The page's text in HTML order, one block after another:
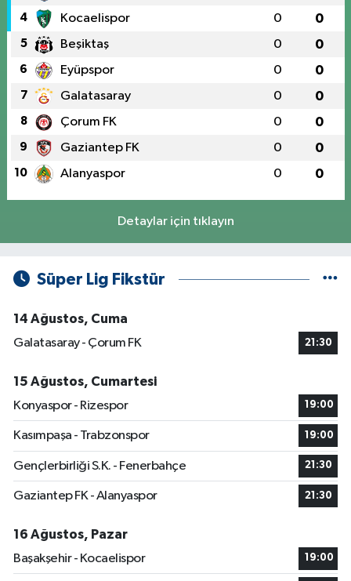
4 Kocaelispor 0 0
5 Beşiktaş 0 0
6 Eyüpspor 0 0
7 Galatasaray 0 0
8 Çorum FK 0 0
9 Gaziantep FK 0 0
10 Alanyaspor 0 0
Detaylar için tıklayın
Süper Lig Fikstür
14 Ağustos, Cuma
Galatasaray - Çorum FK
21:30
15 Ağustos, Cumartesi
Konyaspor - Rizespor
19:00
Kasımpaşa - Trabzonspor 19:00
Gençlerbirliği S.K. - Fenerbahçe 21:30
Gaziantep FK - Alanyaspor 21:30
16 Ağustos, Pazar
Başakşehir - Kocaelispor
19:00